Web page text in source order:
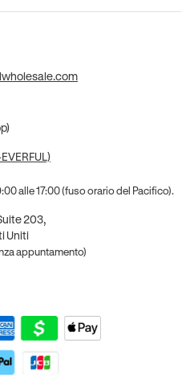
alle 17:00 (fuso orario del Pacifico).
203,
Uniti
appuntamento)